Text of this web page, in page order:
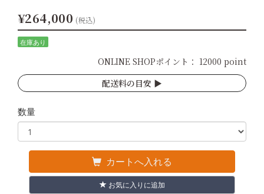
¥264,000 (税込)
在庫あり
ONLINE SHOPポイント： 12000 point
配送料の目安 ▶︎
数量
カートへ入れる
お気に入りに追加